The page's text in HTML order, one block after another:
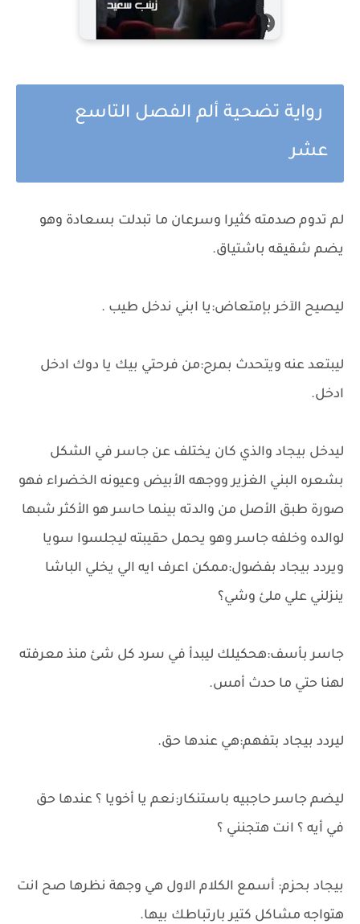
رواية تضحية ألم الفصل التاسع
عشر
لم تدوم صدمته كثيرا وسرعان ما تبدلت بسعادة وهو
يضم شقيقه باشتياق.
ليصيح الآخر بإمتعاض:يا ابني ندخل طيب .
ليبتعد عنه ويتحدث بمرح:من فرحتي بيك يا دوك ادخل
ادخل.
ليدخل بيجاد والذي كان يختلف عن جاسر في الشكل
بشعره البني الغزير ووجهه الأبيض وعيونه الخضراء فهو
صورة طبق الأصل من والدته بينما حاسر هو الأكثر شبها
لوالده وخلفه جاسر وهو يحمل حقيبته ليجلسوا سويا
ويردد بيجاد بفضول:ممكن اعرف ايه الي يخلي الباشا
ينزلني علي ملئ وشي؟
جاسر بأسف:هحكيلك ليبدأ في سرد كل شئ منذ معرفته
لهنا حتي ما حدث أمس.
ليردد بيجاد بتفهم:هي عندها حق.
ليضم جاسر حاجبيه باستنكار:نعم يا أخويا ؟ عندها حق
في أيه ؟ انت هتجنني ؟
بيجاد بحزم: أسمع الكلام الاول هي وجهة نظرها صح انت
هتواجه مشاكل كتير بارتباطك بيها.